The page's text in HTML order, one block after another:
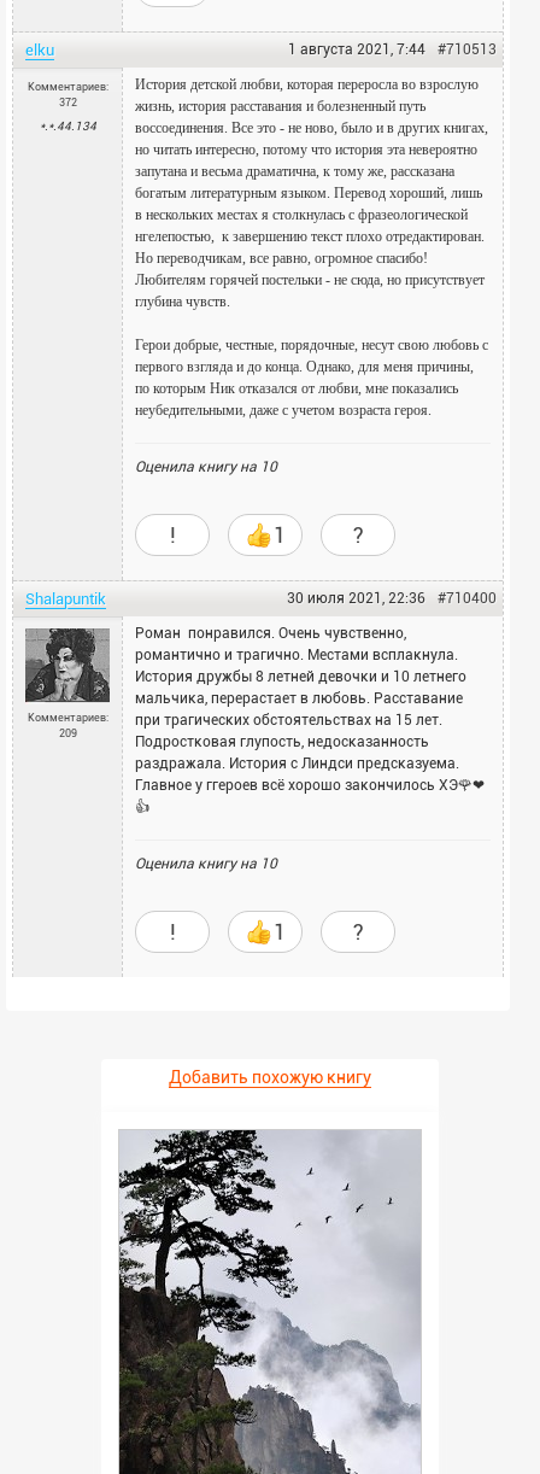
elku #710513
1 августа 2021, 7:44
Комментариев:
372
*.*.44.134
История детской любви, которая переросла во взрослую
жизнь, история расставания и болезненный путь
воссоединения. Все это - не ново, было и в других книгах,
но читать интересно, потому что история эта невероятно
запутана и весьма драматична, к тому же, рассказана
богатым литературным языком. Перевод хороший, лишь
в нескольких местах я столкнулась с фразеологической
нгелепостью, к завершению текст плохо отредактирован.
Но переводчикам, все равно, огромное спасибо!
Любителям горячей постельки - не сюда, но присутствует
глубина чувств.
Герои добрые, честные, порядочные, несут свою любовь с
первого взгляда и до конца. Однако, для меня причины,
по которым Ник отказался от любви, мне показались
неубедительными, даже с учетом возраста героя.
Оценила книгу на 10
! 1 ?
Shalapuntik #710400
30 июля 2021, 22:36
Комментариев:
209
Роман понравился. Очень чувственно,
романтично и трагично. Местами всплакнула.
История дружбы 8 летней девочки и 10 летнего
мальчика, перерастает в любовь. Расставание
при трагических обстоятельствах на 15 лет.
Подростковая глупость, недосказанность
раздражала. История с Линдси предсказуема.
Главное у ггероев всё хорошо закончилось ХЭ🌹❤
👍
Оценила книгу на 10
! 1 ?
Добавить похожую книгу